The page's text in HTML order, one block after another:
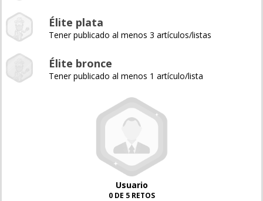
Élite plata
Tener publicado al menos 3 artículos/listas
Élite bronce
Tener publicado al menos 1 artículo/lista
Usuario
0 DE 5 RETOS